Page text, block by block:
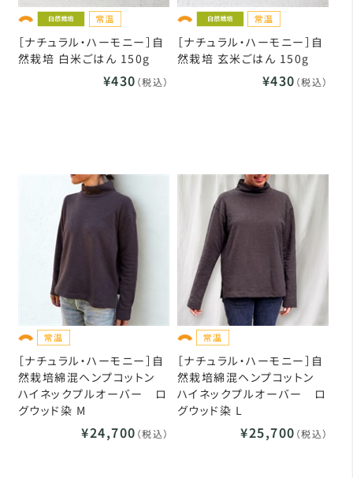
［ナチュラル・ハーモニー］自
然栽培 白米ごはん 150g
¥430 （税込）
［ナチュラル・ハーモニー］自
然栽培 玄米ごはん 150g
¥430 （税込）
［ナチュラル・ハーモニー］自
然栽培綿混ヘンプコットン
ハイネックプルオーバー ロ
グウッド染 M
¥24,700 （税込）
［ナチュラル・ハーモニー］自
然栽培綿混ヘンプコットン
ハイネックプルオーバー ロ
グウッド染 L
¥25,700 （税込）